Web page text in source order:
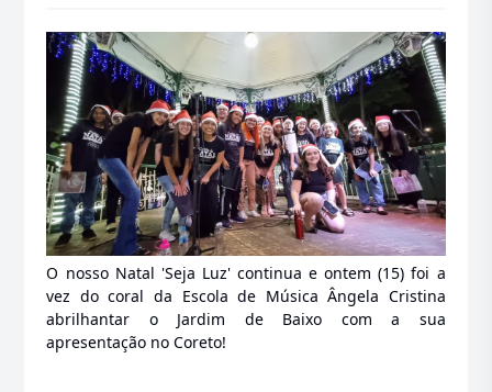
O nosso Natal 'Seja Luz' continua e ontem (15) foi a
vez do coral da Escola de Música Ângela Cristina
abrilhantar o Jardim de Baixo com a sua
apresentação no Coreto!